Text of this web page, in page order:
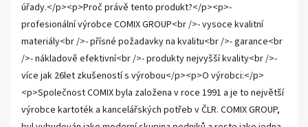
úřady.</p><p>Proč právě tento produkt?</p><p>-
profesionální výrobce COMIX GROUP<br />- vysoce kvalitní
materiály<br />- přísné požadavky na kvalitu<br />- garance<br
/>- nákladově efektivní<br />- produkty nejvyšší kvality<br />-
více jak 26let zkušeností s výrobou</p><p>O výrobci:</p>
<p>Společnost COMIX byla založena v roce 1991 a je to největší
výrobce kartoték a kancelářských potřeb v ČLR. COMIX GROUP,